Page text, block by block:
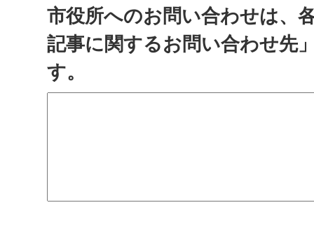
市役所へのお問い合わせは、
記事に関するお問い合わせ先
す。